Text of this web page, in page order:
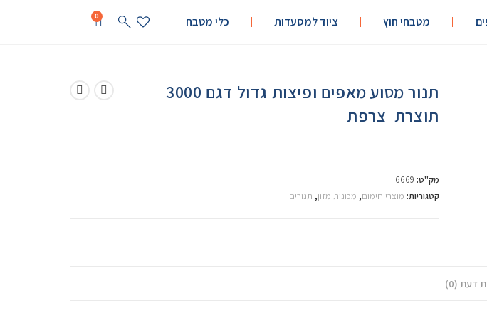
מטבחי חוץ ציוד למסעדות כלי מטבח 0
תנור מסוע מאפים ופיצות גדול דגם 3000
תוצרת צרפת
מק"ט: 6669
קטגוריות: מוצרי חימום, מכונות מזון, תנורים
דעת (0)